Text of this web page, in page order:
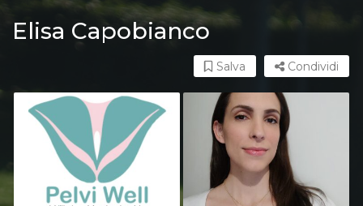
Elisa Capobianco
Condividi
Salva